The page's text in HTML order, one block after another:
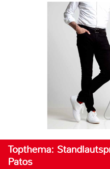
Topthema:
Patos